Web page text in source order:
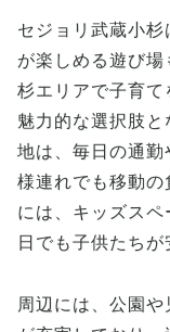
セジョリ武蔵小
が楽しめる遊び
杉エリアで子育て
魅力的な選択肢
地は、毎日の通
様連れでも移動
には、キッズス
日でも子供たちが
周辺には、公園